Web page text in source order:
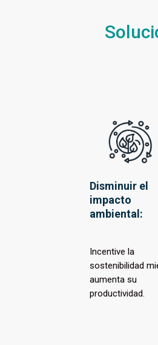
Disminuir el
impacto
ambiental:
Incentive la
sostenibilidad
aumenta su
productividad.